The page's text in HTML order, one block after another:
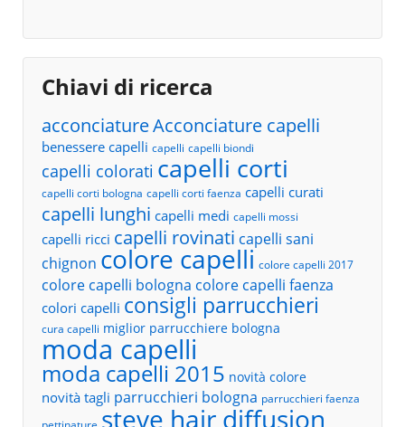
Chiavi di ricerca
acconciatureAcconciature capelli
benessere capelli capelli capelli biondi
capelli colorati capelli corti
capelli corti bologna capelli corti faenza capelli curati
capelli lunghi capelli medi capelli mossi
capelli ricci capelli rovinati capelli sani
chignon colore capelli colore capelli 2017
colore capelli bologna colore capelli faenza
colori capelli consigli parrucchieri
cura capelli miglior parrucchiere bologna
moda capelli
moda capelli 2015 novità colore
novità tagli parrucchieri bologna parrucchieri faenza
steve hair diffusion